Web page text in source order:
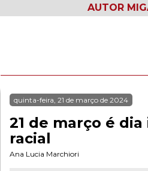
AUTOR
quinta-feira, 21 de março de 2024
21 de março é
racial
Ana Lucia Marchiori